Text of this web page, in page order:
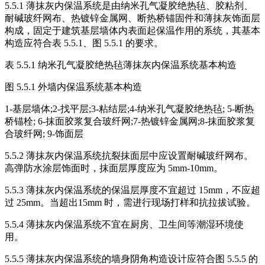
5.5.1 薄抹灰内保温系统是由纳米孔气凝胶绝热毡、胶粘剂、
耐碱玻纤网布、热镀锌金属网、断热桥锚固件和薄抹灰饰面层
构成，固定于建筑基层墙体内表面起保温作用的系统，其基本
构造应符合表 5.5.1、图 5.5.1 的要求。
表 5.5.1 纳米孔气凝胶绝热毡薄抹灰内保温系统基本构造
图 5.5.1 外墙内保温系统基本构造
1-基层墙体;2-找平层;3-粘结层;4-纳米孔气凝胶绝热毡; 5-断热
桥锚栓; 6-抹面胶浆复合玻纤网;7-热镀锌金属网;8-抹面胶浆复
合玻纤网; 9-饰面层
5.5.2 薄抹灰内保温系统抗裂抹面层中应设置耐碱玻纤网布。
高弹防水涂层饰面时，抹面层厚度应为 5mm-10mm。
5.5.3 薄抹灰内保温系统的保温层厚度不宜超过 15mm，不应超
过 25mm。当超出15mm 时，需进行现场打样和抗拉拔试验。
5.5.4 薄抹灰内保温系统不宜在厨房、卫生间等潮湿环境使
用。
5.5.5 薄抹灰内保温系统的墙身阴角构造设计应符合图 5.5.5 的